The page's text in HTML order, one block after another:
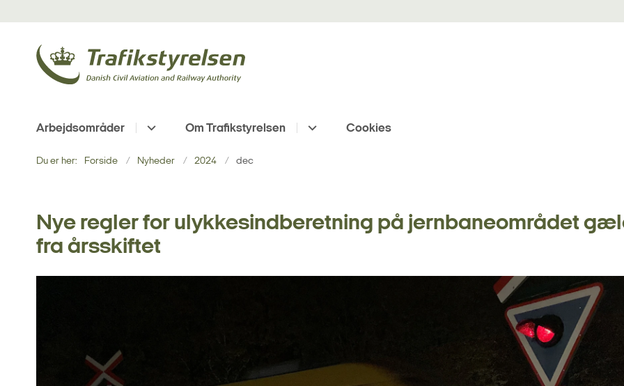
Arbejdsområder Om Trafikstyrelsen Cookies
Du er her: Forside Nyheder 2024 dec
Nye regler for ulykkesindberetning på jernbaneområdet
fra årsskiftet